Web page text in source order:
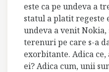
este ca pe undeva a
statul a platit regeste
undeva a venit
terenuri pe care s-a
exorbitante. Adica ce,
ei? Adica cum, unii